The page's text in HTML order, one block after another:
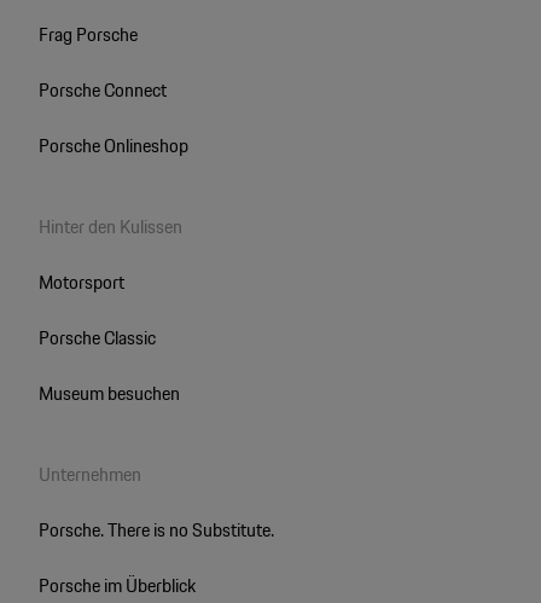
Frag Porsche
Porsche Connect
Porsche Onlineshop
Hinter den Kulissen
Motorsport
Porsche Classic
Museum besuchen
Unternehmen
Porsche. There is no Substitute.
Porsche im Überblick